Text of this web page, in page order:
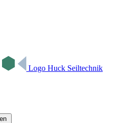
Logo Huck Seiltechnik